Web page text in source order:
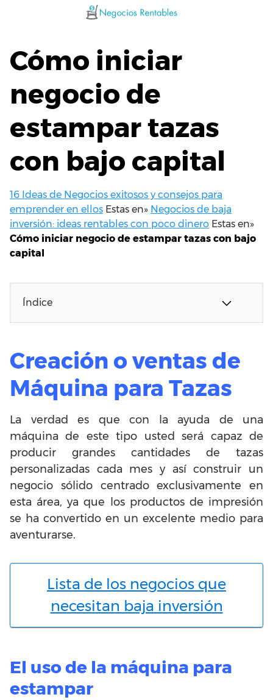
Cómo iniciar
negocio de
estampar tazas
con bajo capital
16 Ideas de Negocios exitosos y consejos para
emprender en ellos Estas en» Negocios de baja
inversión: ideas rentables con poco dinero Estas en»
Cómo iniciar negocio de estampar tazas con bajo
capital
Índice
Creación o ventas de
Máquina para Tazas
La verdad es que con la ayuda de una
máquina de este tipo usted será capaz de
producir grandes cantidades de tazas
personalizadas cada mes y así construir un
negocio sólido centrado exclusivamente en
esta área, ya que los productos de impresión
se ha convertido en un excelente medio para
aventurarse.
Lista de los negocios que
necesitan baja inversión
El uso de la máquina para
estampar